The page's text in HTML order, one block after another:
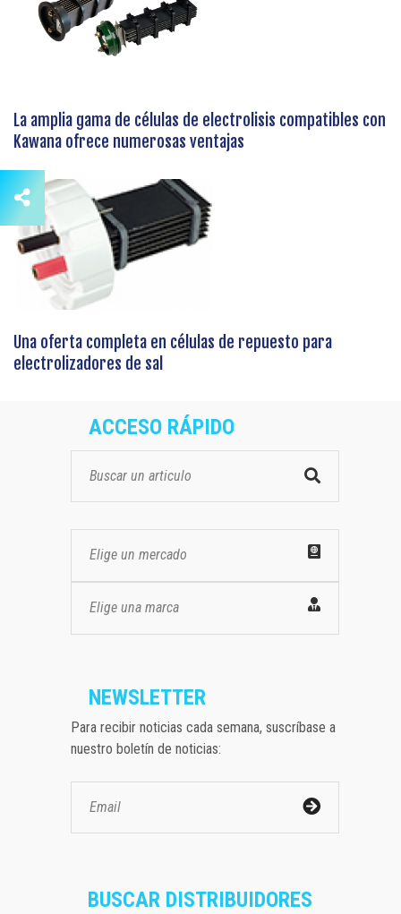
La amplia gama de células de electrolisis compatibles con
Kawana ofrece numerosas ventajas
Una oferta completa en células de repuesto para
electrolizadores de sal
ACCESO RÁPIDO
Elige un mercado
Elige una marca
NEWSLETTER
Para recibir noticias cada semana, suscríbase a
nuestro boletín de noticias:
BUSCAR DISTRIBUIDORES